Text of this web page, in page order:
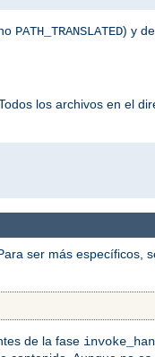
PATH_TRANSLATED) y
los archivos en el
ser más específicos,
de la fase